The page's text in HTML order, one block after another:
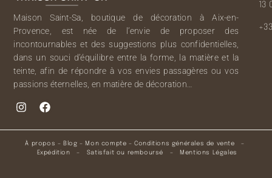
Maison Saint-Sa, boutique de décoration à Aix-en-
Provence, est née de l’envie de proposer des
incontournables et des suggestions plus confidentielles,
dans un souci d’équilibre entre la forme, la matière et la
teinte, afin de répondre à vos envies passagères ou vos
passions éternelles, en matière de décoration…
À propos – Blog – Mon compte –Conditions générales de vente –
Expédition – Satisfait ou remboursé – Mentions Légales